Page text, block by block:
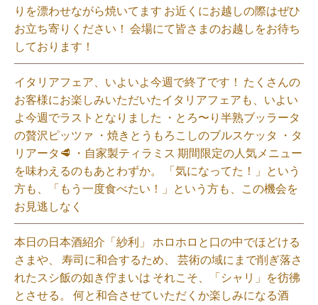
りを漂わせながら焼いてます お近くにお越しの際はぜひ
お立ち寄りください！ 会場にて皆さまのお越しをお待ち
しております！
イタリアフェア、いよいよ今週で終了です！ たくさんの
お客様にお楽しみいただいたイタリアフェアも、いよい
よ今週でラストとなりました ・とろ〜り半熟ブッラータ
の贅沢ピッツァ ・焼きとうもろこしのブルスケッタ ・タ
リアータ🥩 ・自家製ティラミス 期間限定の人気メニュー
を味わえるのもあとわずか。 「気になってた！」という
方も、「もう一度食べたい！」という方も、この機会を
お見逃しなく⁡
本日の日本酒紹介「紗利」 ホロホロと口の中でほどける
さまや、 寿司に和合するため、 芸術の域にまで削ぎ落さ
れたスシ飯の如き佇まいは それこそ、「シャリ」を彷彿
とさせる。 何と和合させていただくか楽しみになる酒